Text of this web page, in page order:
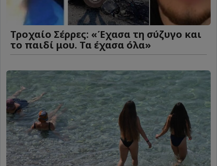
Τροχαίο Σέρρες: «Έχασα τη σύζυγο και
το παιδί μου. Τα έχασα όλα»